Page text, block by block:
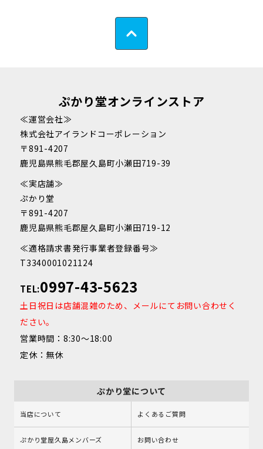
ぷかり堂オンラインストア
≪運営会社≫
株式会社アイランドコーポレーション
〒891-4207
鹿児島県熊毛郡屋久島町小瀬田719-39
≪実店舗≫
ぷかり堂
〒891-4207
鹿児島県熊毛郡屋久島町小瀬田719-12
≪適格請求書発行事業者登録番号≫
T3340001021124
TEL:0997-43-5623
土日祝日は店舗混雑のため、メールにてお問い合わせく
ださい。
営業時間：8:30～18:00
定休：無休
ぷかり堂について
当店について よくあるご質問
ぷかり堂屋久島メンバーズ お問い合わせ